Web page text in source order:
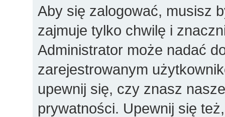
Aby się zalogować, musisz
zajmuje tylko chwilę i
Administrator może nadać
zarejestrowanym
upewnij się, czy znasz
prywatności. Upewnij się